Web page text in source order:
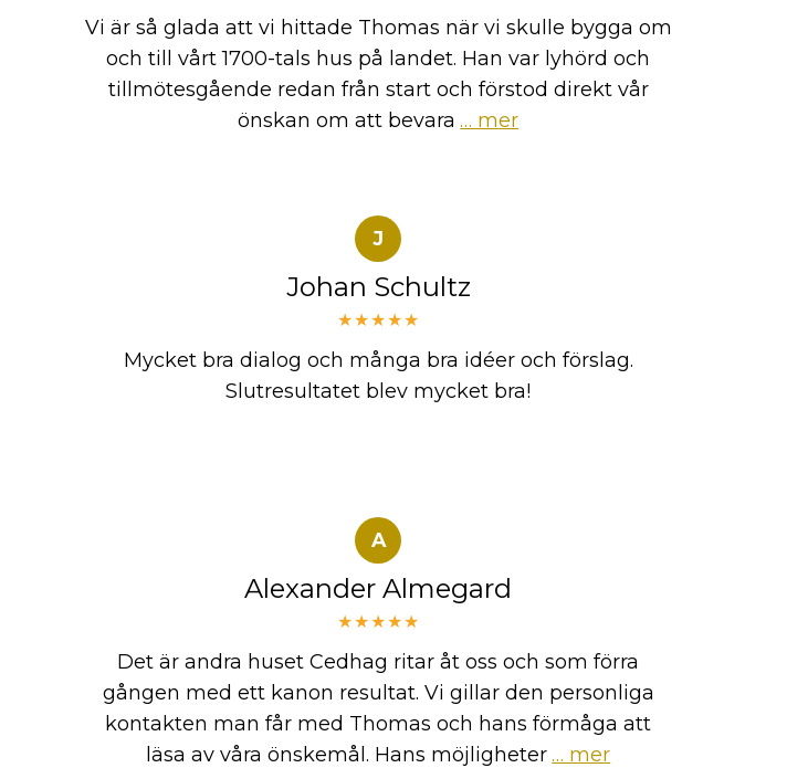
Vi är så glada att vi hittade Thomas när vi skulle bygga om
och till vårt 1700-tals hus på landet. Han var lyhörd och
tillmötesgående redan från start och förstod direkt vår
önskan om att bevara … mer
J
Johan Schultz
★★★★★
Mycket bra dialog och många bra idéer och förslag.
Slutresultatet blev mycket bra!
A
Alexander Almegard
★★★★★
Det är andra huset Cedhag ritar åt oss och som förra
gången med ett kanon resultat. Vi gillar den personliga
kontakten man får med Thomas och hans förmåga att
läsa av våra önskemål. Hans möjligheter … mer